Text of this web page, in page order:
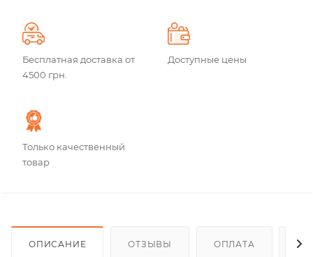
Бесплатная доставка от
4500 грн.
Доступные цены
Только качественный
товар
ОПИСАНИЕ ОТЗЫВЫ ОПЛАТА